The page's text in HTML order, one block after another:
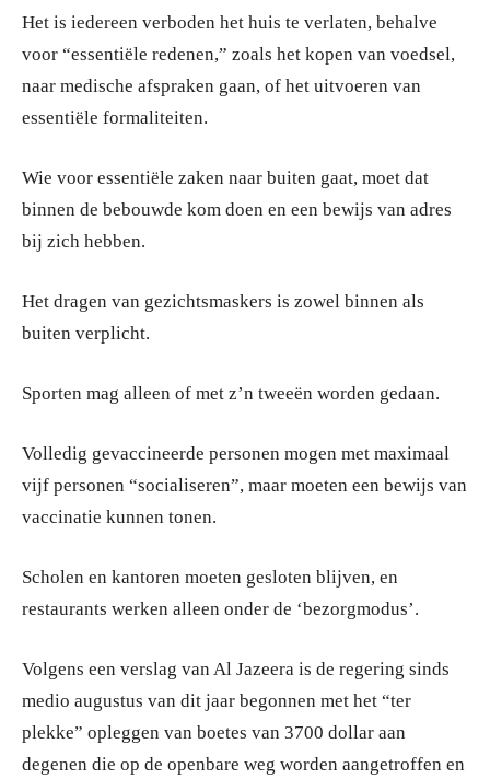
Het is iedereen verboden het huis te verlaten, behalve
voor “essentiële redenen,” zoals het kopen van voedsel,
naar medische afspraken gaan, of het uitvoeren van
essentiële formaliteiten.
Wie voor essentiële zaken naar buiten gaat, moet dat
binnen de bebouwde kom doen en een bewijs van adres
bij zich hebben.
Het dragen van gezichtsmaskers is zowel binnen als
buiten verplicht.
Sporten mag alleen of met z’n tweeën worden gedaan.
Volledig gevaccineerde personen mogen met maximaal
vijf personen “socialiseren”, maar moeten een bewijs van
vaccinatie kunnen tonen.
Scholen en kantoren moeten gesloten blijven, en
restaurants werken alleen onder de ‘bezorgmodus’.
Volgens een verslag van Al Jazeera is de regering sinds
medio augustus van dit jaar begonnen met het “ter
plekke” opleggen van boetes van 3700 dollar aan
degenen die op de openbare weg worden aangetroffen en